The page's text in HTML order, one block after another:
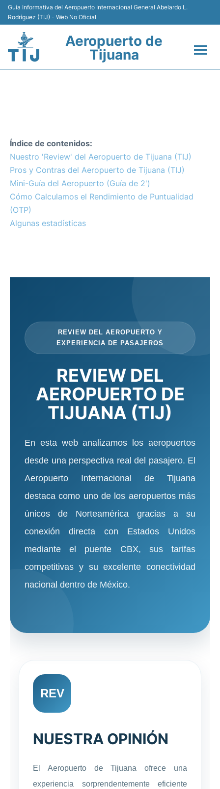
Guía Informativa del Aeropuerto Internacional General Abelardo L.
Rodríguez (TIJ) - Web No Oficial
Aeropuerto de
Tijuana
Estacionamiento
Renta de Autos
es en
Índice de contenidos:
Nuestro 'Review' del Aeropuerto de Tijuana (TIJ)
Pros y Contras del Aeropuerto de Tijuana (TIJ)
Mini-Guía del Aeropuerto (Guía de 2')
Cómo Calculamos el Rendimiento de Puntualidad
(OTP)
Algunas estadísticas
REVIEW DEL AEROPUERTO Y
EXPERIENCIA DE PASAJEROS
REVIEW DEL
AEROPUERTO DE
TIJUANA (TIJ)
En esta web analizamos los aeropuertos
desde una perspectiva real del pasajero. El
Aeropuerto Internacional de Tijuana
destaca como uno de los aeropuertos más
únicos de Norteamérica gracias a su
conexión directa con Estados Unidos
mediante el puente CBX, sus tarifas
competitivas y su excelente conectividad
nacional dentro de México.
REV
NUESTRA OPINIÓN
El Aeropuerto de Tijuana ofrece una
experiencia sorprendentemente eficiente